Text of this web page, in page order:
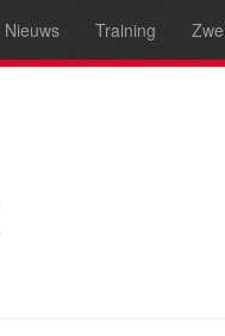
Nieuws Training